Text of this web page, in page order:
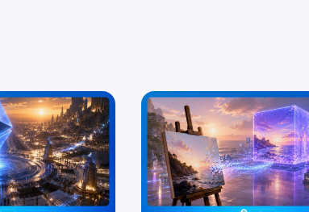
réel : la plus grande mise à jour depuis la fusion
De JPEG à infrastructure